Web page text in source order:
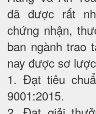
đã được rất
chứng nhận,
ban ngành trao
nay được sơ
1. Đạt tiêu
9001:2015.